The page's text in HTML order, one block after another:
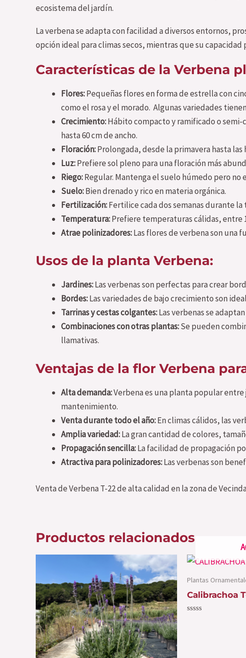
ecosistema del jardín.
La verbena se adapta con facilidad a diversos entornos,
opción ideal para climas secos, mientras que su
Características de la Verbena
Flores:Pequeñas flores en forma de estrella con
como el rosa y el morado. Algunas variedades
Crecimiento:Hábito compacto y ramificado o semi-
hasta 60 cm de ancho.
Floración:Prolongada, desde la primavera hasta
Luz:Prefiere sol pleno para una floración más
Riego:Regular. Mantenga el suelo húmedo pero no
Suelo:Bien drenado y rico en materia orgánica.
Fertilización:Fertilice cada dos semanas durante
Temperatura:Prefiere temperaturas cálidas, entre
Atrae polinizadores:Las flores de verbena son una
Usos de la planta Verbena:
Jardines:Las verbenas son perfectas para crear
Bordes:Las variedades de bajo crecimiento son
Tarrinas y cestas colgantes:Las verbenas se
Combinaciones con otras plantas:Se pueden
llamativas.
Ventajas de la flor Verbena
Alta demanda:Verbena es una planta popular
mantenimiento.
Venta durante todo el año:En climas cálidos, las
Amplia variedad:La gran cantidad de colores,
Propagación sencilla:La facilidad de propagación
Atractiva para polinizadores:Las verbenas son
Venta de Verbena T-22 de alta calidad en la zona de
Productos relacionados
Plantas
Calibrachoa